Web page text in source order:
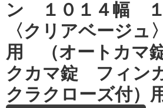
ン １０１４幅
〈クリアベージ
用 （オートカマ
クカマ錠 フィン
クラクローズ付）